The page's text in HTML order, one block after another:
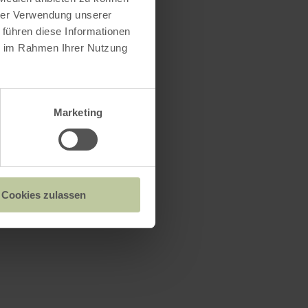
Verwendung unserer
diese Informationen
Rahmen Ihrer Nutzung
Marketing
Cookies zulassen